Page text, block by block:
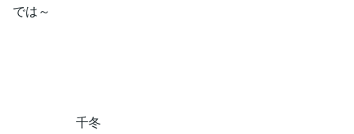
では～
千冬